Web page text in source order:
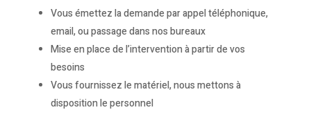
Vous émettez la demande par appel téléphonique,
email, ou passage dans nos bureaux
Mise en place de l’intervention à partir de vos
besoins
Vous fournissez le matériel, nous mettons à
disposition le personnel